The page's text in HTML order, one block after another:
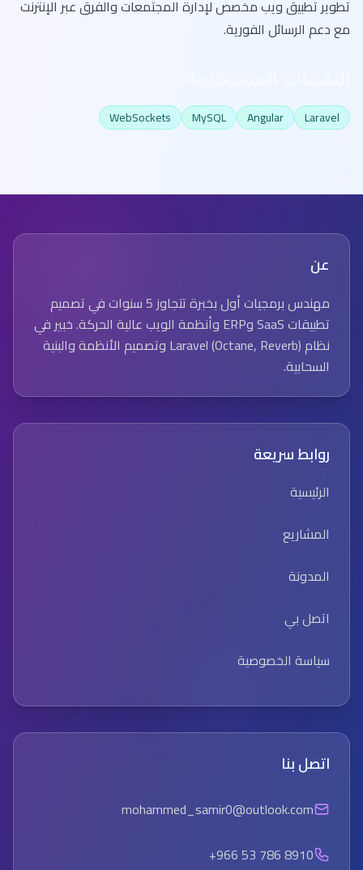
تطوير تطبيق ويب مخصص لإدارة المجتمعات والفرق عبر الإنترنت
مع دعم الرسائل الفورية.
Laravel
Angular
MySQL
WebSockets
عن
مهندس برمجيات أول بخبرة تتجاوز 5 سنوات في تصميم
تطبيقات SaaS وERP وأنظمة الويب عالية الحركة. خبير في
نظام Laravel (Octane, Reverb) وتصميم الأنظمة والبنية
السحابية.
روابط سريعة
الرئيسية
المشاريع
المدونة
اتصل بي
سياسة الخصوصية
اتصل بنا
mohammed_samir0@outlook.com
+966 53 786 8910